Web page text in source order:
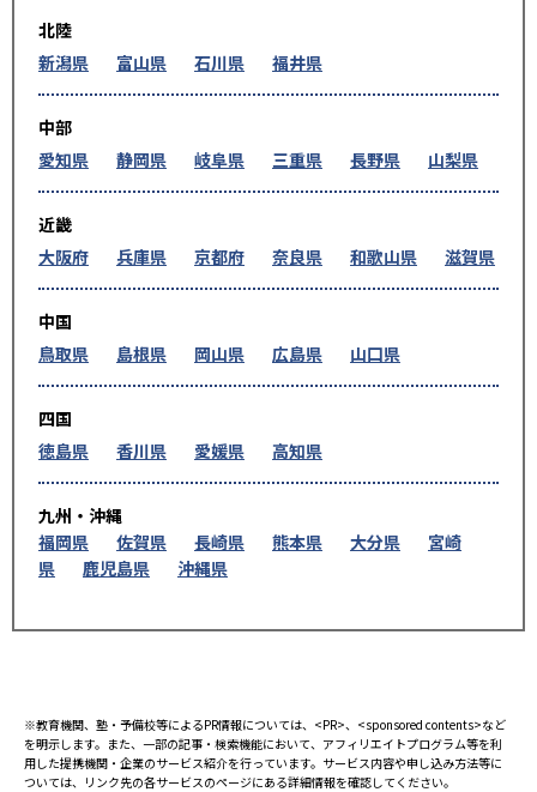
北陸
新潟県
富山県 石川県 福井県
中部
愛知県
静岡県 岐阜県 三重県 長野県 山梨県
近畿
大阪府
兵庫県 京都府 奈良県 和歌山県 滋賀県
中国
鳥取県
島根県 岡山県 広島県 山口県
四国
徳島県
香川県 愛媛県 高知県
九州・沖縄
福岡県
佐賀県 長崎県 熊本県 大分県
宮崎
県
鹿児島県 沖縄県
※教育機関、塾・予備校等によるPR情報については、<PR>、<sponsored contents>など
を明示します。また、一部の記事・検索機能において、アフィリエイトプログラム等を利
用した提携機関・企業のサービス紹介を行っています。サービス内容や申し込み方法等に
ついては、リンク先の各サービスのページにある詳細情報を確認してください。